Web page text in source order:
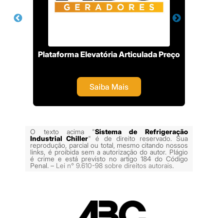
Plataforma Elevatória Articulada Preço
Saiba Mais
O texto acima "Sistema de Refrigeração
Industrial Chiller" é de direito reservado. Sua
reprodução, parcial ou total, mesmo citando nossos
links, é proibida sem a autorização do autor. Plágio
é crime e está previsto no artigo 184 do Código
Penal. – Lei n° 9.610-98 sobre direitos autorais.